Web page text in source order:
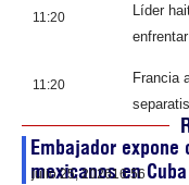
11:20
Líder
11:20
Francia
Embajador
mexicanos en Cuba
julio 25, 202616:56